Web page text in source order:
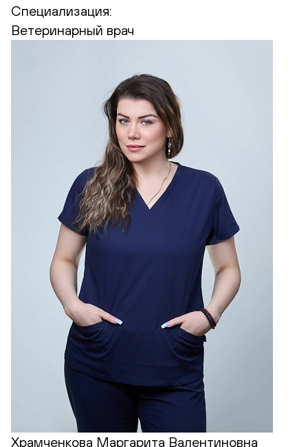
Специализация:
Ветеринарный врач
Храмченкова Маргарита Валентиновна